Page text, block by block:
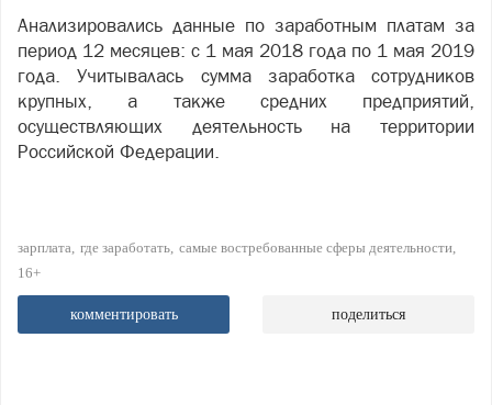
Анализировались данные по заработным платам за
период 12 месяцев: с 1 мая 2018 года по 1 мая 2019
года. Учитывалась сумма заработка сотрудников
крупных, а также средних предприятий,
осуществляющих деятельность на территории
Российской Федерации.
зарплата где заработать самые востребованные сферы деятельности
16+
комментировать поделиться